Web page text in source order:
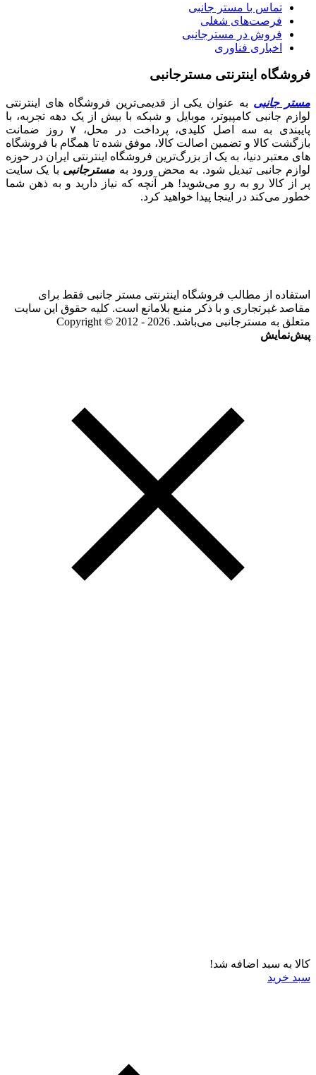
تماس با مستر جانبی
فرصت‌های شغلی
فروش در مسترجانبی
اخباری فناوری
فروشگاه اینترنتی مسترجانبی
مستر جانبی به عنوان یکی از قدیمی‌ترین فروشگاه های اینترنتی
لوازم جانبی کامپیوتر، موبایل و شبکه با بیش از یک دهه تجربه، با
پایبندی به سه اصل کلیدی، پرداخت در محل، ۷ روز ضمانت
بازگشت کالا و تضمین اصالت کالا، موفق شده تا همگام با فروشگاه‌
های معتبر دنیا، به یک از بزرگ‌ترین فروشگاه اینترنتی ایران در حوزه
لوازم جانبی تبدیل شود. به محض ورود به مسترجانبی با یک سایت
پر از کالا رو به رو می‌شوید! هر آنچه که نیاز دارید و به ذهن شما
خطور می‌کند در اینجا پیدا خواهید کرد.
استفاده از مطالب فروشگاه اینترنتی مستر جانبی فقط برای
مقاصد غیرتجاری و با ذکر منبع بلامانع است. کلیه حقوق این سایت
متعلق به مسترجانبی می‌باشد. Copyright © 2012 - 2026
پیش‌نمایش
کالا به سبد اضافه شد!
سبد خرید